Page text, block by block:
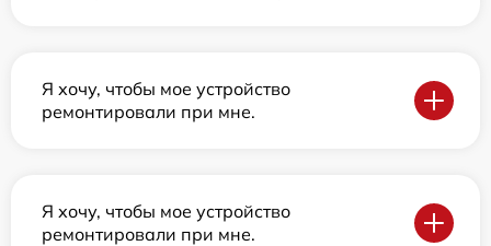
Я хочу, чтобы мое устройство
ремонтировали при мне.
Я хочу, чтобы мое устройство
ремонтировали при мне.